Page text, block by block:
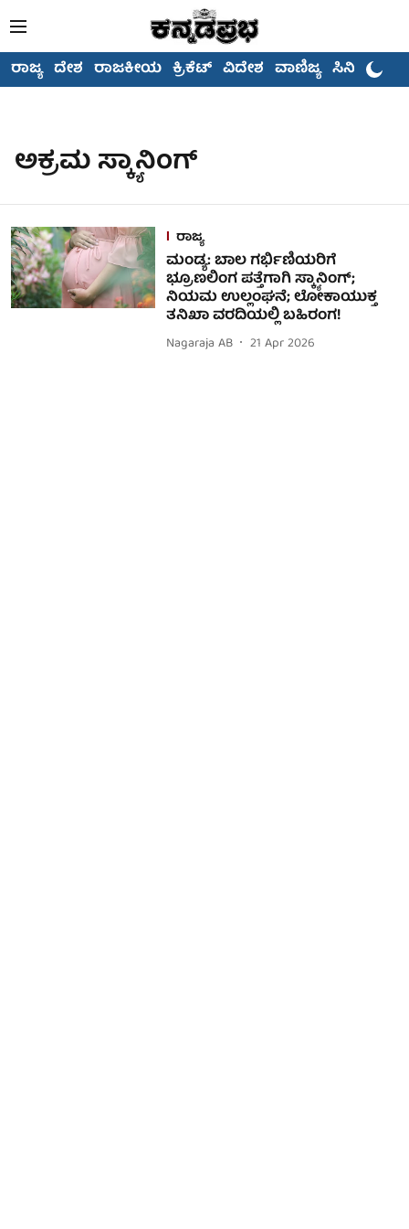
ರಾಜ್ಯ ದೇಶ ರಾಜಕೀಯ ಕ್ರಿಕೆಟ್ ವಿದೇಶ ವಾಣಿಜ್ಯ ಸಿನಿಮಾ
ಅಕ್ರಮ ಸ್ಕ್ಯಾನಿಂಗ್
ರಾಜ್ಯ
ಮಂಡ್ಯ: ಬಾಲ ಗರ್ಭಿಣಿಯರಿಗೆ
ಭ್ರೂಣಲಿಂಗ ಪತ್ತೆಗಾಗಿ ಸ್ಕ್ಯಾನಿಂಗ್;
ನಿಯಮ ಉಲ್ಲಂಘನೆ; ಲೋಕಾಯುಕ್ತ
ತನಿಖಾ ವರದಿಯಲ್ಲಿ ಬಹಿರಂಗ!
Nagaraja AB 21 Apr 2026